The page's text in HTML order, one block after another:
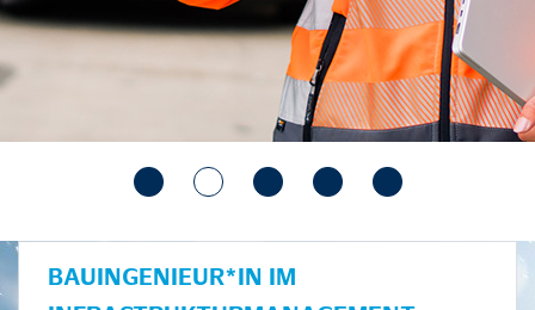
BAUINGENIEUR*IN IM